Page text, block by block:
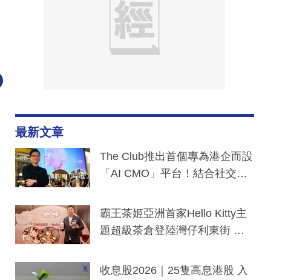
最新文章
The Club推出首個專為港企而設
「AI CMO」平台！結合社交聆
分鐘生成「貼地」宣傳短片
霸王茶姬亞洲首家Hello Kitty主
題超級茶倉登陸灣仔利東街 推
y及香港限定特調系列
收息股2026｜25隻高息港股 入